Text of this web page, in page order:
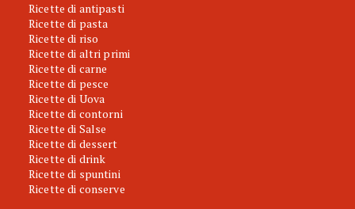
Ricette di antipasti
Ricette di pasta
Ricette di riso
Ricette di altri primi
Ricette di carne
Ricette di pesce
Ricette di Uova
Ricette di contorni
Ricette di Salse
Ricette di dessert
Ricette di drink
Ricette di spuntini
Ricette di conserve